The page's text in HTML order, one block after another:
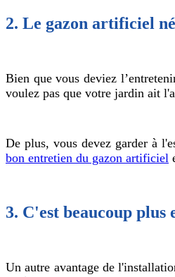
2. Le gazon artificiel
Bien que vous deviez
voulez pas que votre jardin ait
De plus, vous devez garder à
bon entretien du gazon artificiel
3. C'est beaucoup
Un autre avantage de